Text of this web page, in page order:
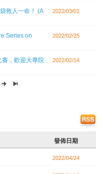
救人一命！ (A
2022/03/01
Series on
2022/02/25
賽，歡迎大專院
2022/02/14
發佈日期
2022/04/24